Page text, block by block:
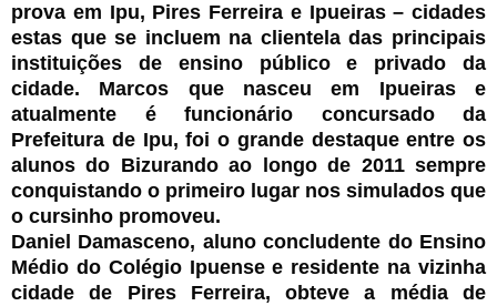
prova em Ipu, Pires Ferreira e Ipueiras – cidades
estas que se incluem na clientela das principais
instituições de ensino público e privado da
cidade. Marcos que nasceu em Ipueiras e
atualmente é funcionário concursado da
Prefeitura de Ipu, foi o grande destaque entre os
alunos do Bizurando ao longo de 2011 sempre
conquistando o primeiro lugar nos simulados que
o cursinho promoveu.
Daniel Damasceno, aluno concludente do Ensino
Médio do Colégio Ipuense e residente na vizinha
cidade de Pires Ferreira, obteve a média de